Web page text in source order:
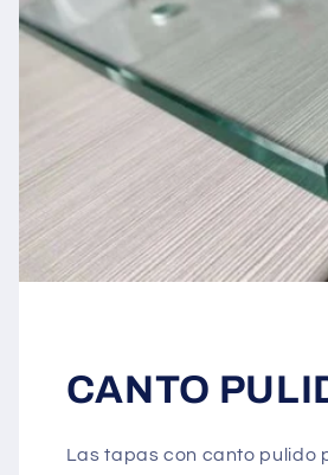
CANTO
Las tapas con canto pulido